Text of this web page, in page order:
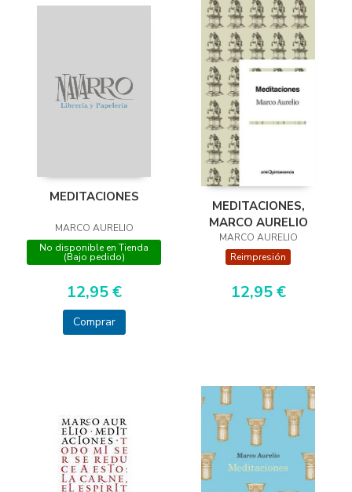
MEDITACIONES
MARCO AURELIO
No disponible en Tienda
(Bajo pedido)
12,95 €
Comprar
MEDITACIONES,
MARCO AURELIO
MARCO AURELIO
Reimpresión
12,95 €